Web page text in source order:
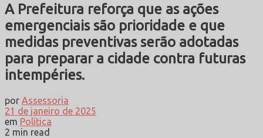
A Prefeitura reforça que as ações
emergenciais são prioridade e que
medidas preventivas serão adotadas
para preparar a cidade contra futuras
intempéries.
por Assessoria
21 de janeiro de 2025
em Política
2 min read